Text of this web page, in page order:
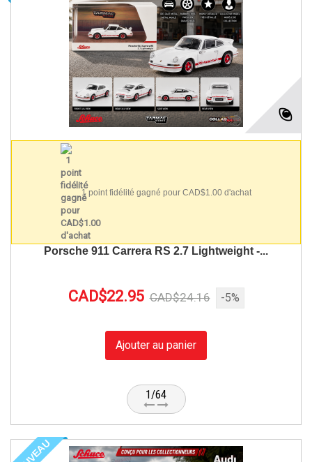
1 point fidélité gagné pour CAD$1.00 d'achat
Porsche 911 Carrera RS 2.7 Lightweight -...
CAD$22.95 CAD$24.16 -5%
Ajouter au panier
1/64